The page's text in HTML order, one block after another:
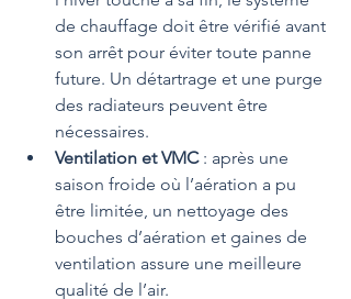
de chauffage doit être vérifié avant
son arrêt pour éviter toute panne
future. Un détartrage et une purge
des radiateurs peuvent être
nécessaires.
Ventilation et VMC : après une
saison froide où l’aération a pu
être limitée, un nettoyage des
bouches d’aération et gaines de
ventilation assure une meilleure
qualité de l’air.